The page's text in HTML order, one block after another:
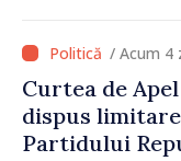
stimulente de
milioane de lei
Guvern
/ Acum 4
Curtea de
dispus
Partidului